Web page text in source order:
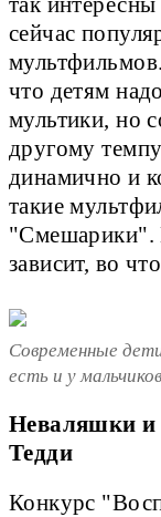
сейчас
что детям
мультики, но
другому
динамично и
такие
"Смешарики".
зависит, во
Современные
есть и у
Неваляшки
Тедди
Конкурс